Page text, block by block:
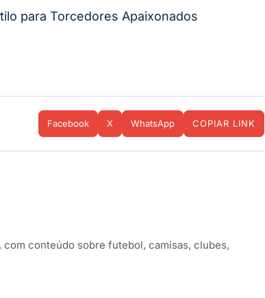
para Torcedores Apaixonados
Facebook X WhatsApp COPIAR LINK
com conteúdo sobre futebol, camisas, clubes,